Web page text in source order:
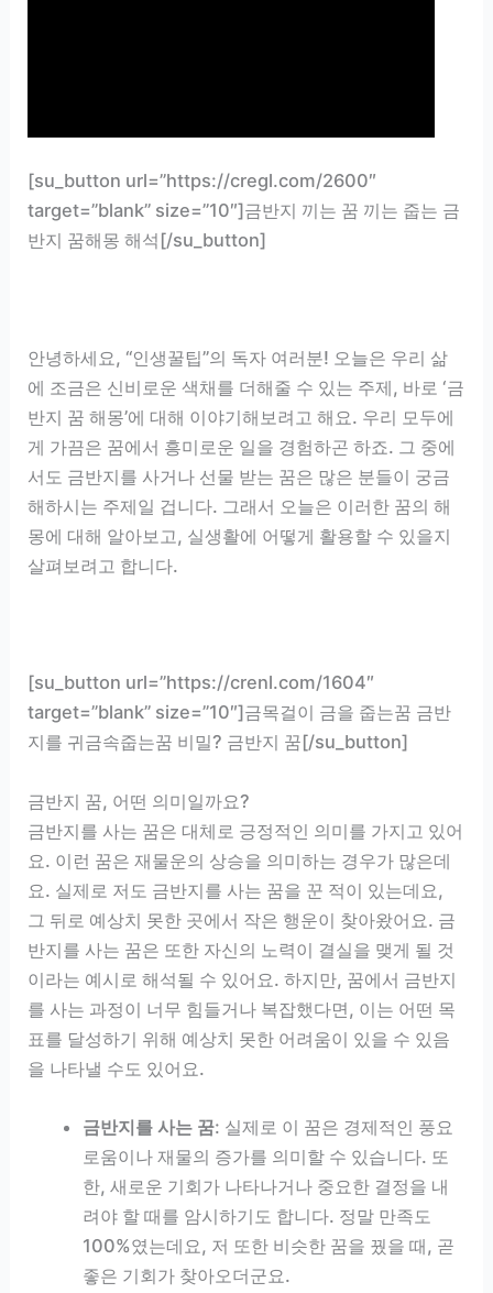
[su_button url=”https://cregl.com/2600″
target=”blank” size=”10″]금반지 끼는 꿈 끼는 줍는 금
반지 꿈해몽 해석[/su_button]
안녕하세요, “인생꿀팁”의 독자 여러분! 오늘은 우리 삶
에 조금은 신비로운 색채를 더해줄 수 있는 주제, 바로 ‘금
반지 꿈 해몽’에 대해 이야기해보려고 해요. 우리 모두에
게 가끔은 꿈에서 흥미로운 일을 경험하곤 하죠. 그 중에
서도 금반지를 사거나 선물 받는 꿈은 많은 분들이 궁금
해하시는 주제일 겁니다. 그래서 오늘은 이러한 꿈의 해
몽에 대해 알아보고, 실생활에 어떻게 활용할 수 있을지
살펴보려고 합니다.
[su_button url=”https://crenl.com/1604″
target=”blank” size=”10″]금목걸이 금을 줍는꿈 금반
지를 귀금속줍는꿈 비밀? 금반지 꿈[/su_button]
금반지 꿈, 어떤 의미일까요?
금반지를 사는 꿈은 대체로 긍정적인 의미를 가지고 있어
요. 이런 꿈은 재물운의 상승을 의미하는 경우가 많은데
요. 실제로 저도 금반지를 사는 꿈을 꾼 적이 있는데요,
그 뒤로 예상치 못한 곳에서 작은 행운이 찾아왔어요. 금
반지를 사는 꿈은 또한 자신의 노력이 결실을 맺게 될 것
이라는 예시로 해석될 수 있어요. 하지만, 꿈에서 금반지
를 사는 과정이 너무 힘들거나 복잡했다면, 이는 어떤 목
표를 달성하기 위해 예상치 못한 어려움이 있을 수 있음
을 나타낼 수도 있어요.
금반지를 사는 꿈: 실제로 이 꿈은 경제적인 풍요
로움이나 재물의 증가를 의미할 수 있습니다. 또
한, 새로운 기회가 나타나거나 중요한 결정을 내
려야 할 때를 암시하기도 합니다. 정말 만족도
100%였는데요, 저 또한 비슷한 꿈을 꿨을 때, 곧
좋은 기회가 찾아오더군요.